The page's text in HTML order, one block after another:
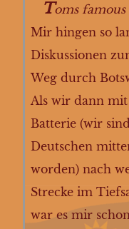
Toms
Mir hingen so
Diskussionen
Weg durch
Als wir dann mit
Batterie (wir
Deutschen
worden) nach
Strecke im
war es mir